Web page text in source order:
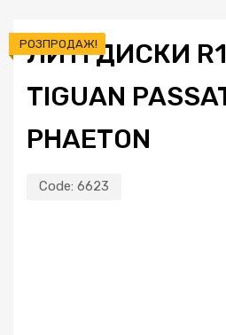
ЛИТІ ДИСКИ
TIGUAN
PHAETON
Code: 6623
РОЗПРОДАЖ!